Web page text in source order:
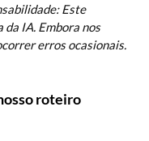
Este
IA. Embora nos
erros ocasionais.
roteiro